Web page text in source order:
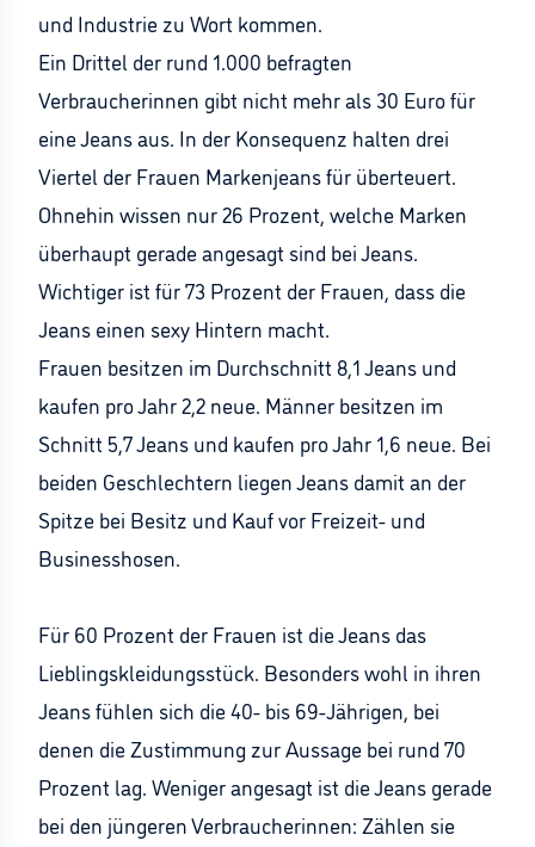
und Industrie zu Wort kommen.
Ein Drittel der rund 1.000 befragten
Verbraucherinnen gibt nicht mehr als 30 Euro für
eine Jeans aus. In der Konsequenz halten drei
Viertel der Frauen Markenjeans für überteuert.
Ohnehin wissen nur 26 Prozent, welche Marken
überhaupt gerade angesagt sind bei Jeans.
Wichtiger ist für 73 Prozent der Frauen, dass die
Jeans einen sexy Hintern macht.
Frauen besitzen im Durchschnitt 8,1 Jeans und
kaufen pro Jahr 2,2 neue. Männer besitzen im
Schnitt 5,7 Jeans und kaufen pro Jahr 1,6 neue. Bei
beiden Geschlechtern liegen Jeans damit an der
Spitze bei Besitz und Kauf vor Freizeit- und
Businesshosen.
Für 60 Prozent der Frauen ist die Jeans das
Lieblingskleidungsstück. Besonders wohl in ihren
Jeans fühlen sich die 40- bis 69-Jährigen, bei
denen die Zustimmung zur Aussage bei rund 70
Prozent lag. Weniger angesagt ist die Jeans gerade
bei den jüngeren Verbraucherinnen: Zählen sie